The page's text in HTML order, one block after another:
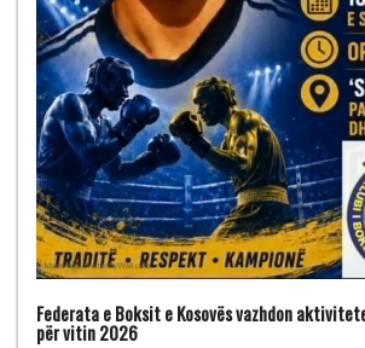
Federata e Boksit e Kosovës vazhdon
për vitin 2026